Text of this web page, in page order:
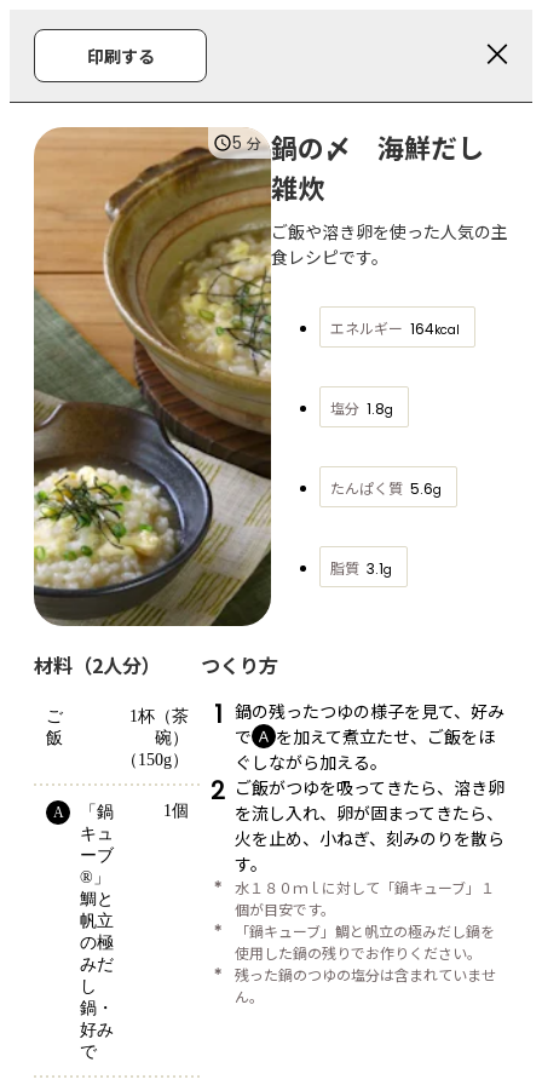
印刷する
5 分 鍋の〆 海鮮だし
雑炊
ご飯や溶き卵を使った人気の主
食レシピです。
エネルギー 164kcal
塩分 1.8g
たんぱく質 5.6g
脂質 3.1g
材料（2人分）
ご
飯
1杯（茶
碗）
（150g）
A
「鍋
キュ
ーブ
®」
鯛と
帆立
の極
みだ
し
鍋・
好み
で
1個
つくり方
1 鍋の残ったつゆの様子を見て、好み
で Ａ を加えて煮立たせ、ご飯をほ
ぐしながら加える。
2 ご飯がつゆを吸ってきたら、溶き卵
を流し入れ、卵が固まってきたら、
火を止め、小ねぎ、刻みのりを散ら
す。
＊
水１８０ｍｌに対して「鍋キューブ」１
個が目安です。
＊
「鍋キューブ」鯛と帆立の極みだし鍋を
使用した鍋の残りでお作りください。
＊
残った鍋のつゆの塩分は含まれていませ
ん。